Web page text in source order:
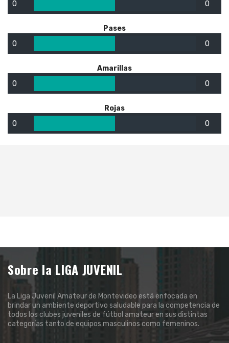
0 0
Pases
0 0
Amarillas
0 0
Rojas
0 0
Sobre la LIGA JUVENIL
La Liga Juvenil Amateur de Montevideo está enfocada en
brindar un ambiente deportivo saludable para la competencia de
todos los clubes juveniles de fútbol amateur en sus distintas
categorías tanto de equipos masculinos como femeninos.